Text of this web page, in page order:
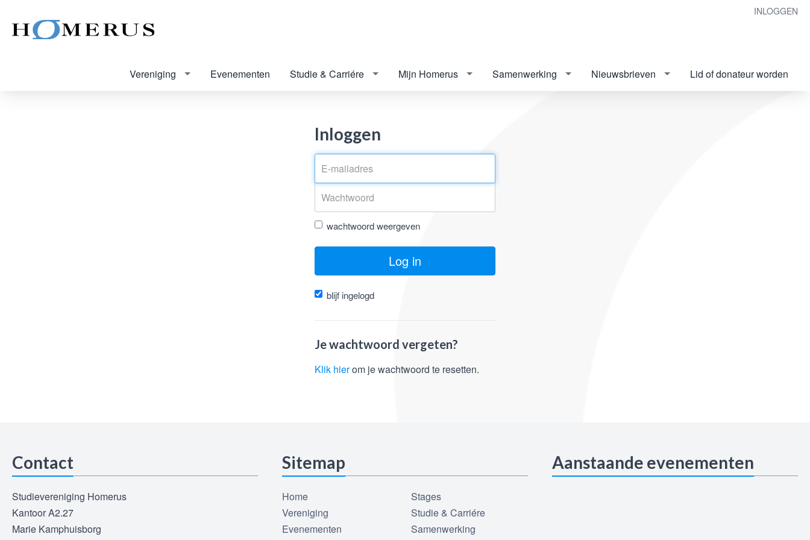
INLOGGEN
Vereniging Evenementen Studie & Carriére Mijn Homerus Samenwerking Nieuwsbrieven Lid of donateur worden
Inloggen
wachtwoord weergeven
Log in
blijf ingelogd
Je wachtwoord vergeten?
Klik hierom je wachtwoord te resetten.
Contact
Studievereniging Homerus
Kantoor A2.27
Marie Kamphuisborg
Sitemap
Home
Vereniging
Evenementen
Stages
Studie & Carriére
Samenwerking
Aanstaande evenementen